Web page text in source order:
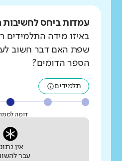
עמדות ביחס לחשיבות
באיזו מידה התלמידים
שפת האם דבר חשוב
הספר הדומים?
תלמידים
דומה
אין
עבר